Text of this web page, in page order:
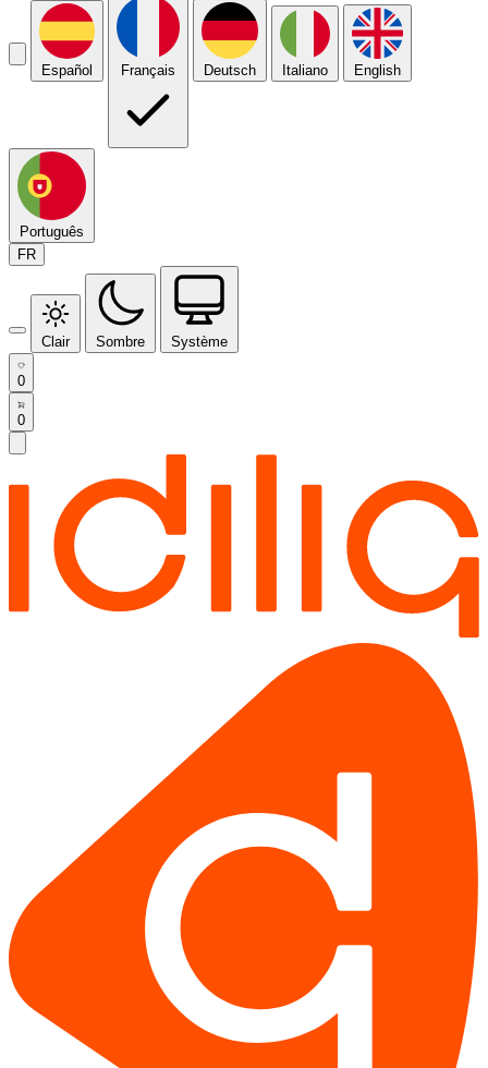
Español Français Deutsch Italiano English
Português
FR
Clair Sombre Système
0
0